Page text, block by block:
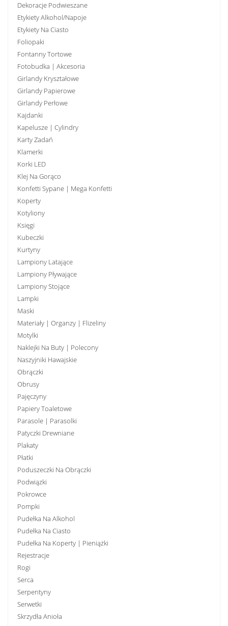
Dekoracje Podwieszane
Etykiety Alkohol/Napoje
Etykiety Na Ciasto
Foliopaki
Fontanny Tortowe
Fotobudka | Akcesoria
Girlandy Kryształowe
Girlandy Papierowe
Girlandy Perłowe
Kajdanki
Kapelusze | Cylindry
Karty Zadań
Klamerki
Korki LED
Klej Na Gorąco
Konfetti Sypane | Mega Konfetti
Koperty
Kotyliony
Księgi
Kubeczki
Kurtyny
Lampiony Latające
Lampiony Pływające
Lampiony Stojące
Lampki
Maski
Materiały | Organzy | Flizeliny
Motylki
Naklejki Na Buty | Polecony
Naszyjniki Hawajskie
Obrączki
Obrusy
Pajęczyny
Papiery Toaletowe
Parasole | Parasolki
Patyczki Drewniane
Plakaty
Płatki
Poduszeczki Na Obrączki
Podwiązki
Pokrowce
Pompki
Pudełka Na Alkohol
Pudełka Na Ciasto
Pudełka Na Koperty | Pieniążki
Rejestracje
Rogi
Serca
Serpentyny
Serwetki
Skrzydła Anioła